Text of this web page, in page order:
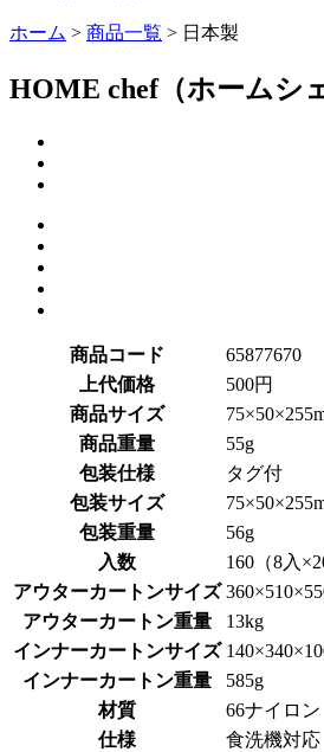
ホーム > 商品一覧 > 日本製
HOME chef（ホームシ
商品コード
65877670
上代価格
500円
商品サイズ
商品重量
55g
包装仕様
タグ付
包装サイズ
包装重量
56g
入数
160（8入
アウターカートンサイズ
アウターカートン重量
13kg
インナーカートンサイズ
インナーカートン重量
585g
材質
66ナイロン
仕様
食洗機対応